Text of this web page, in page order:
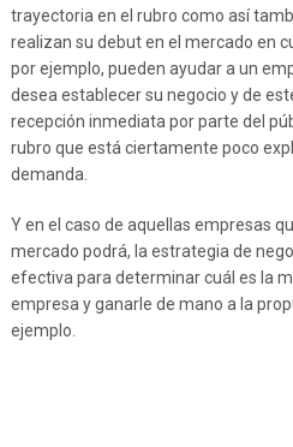
trayectoria en el rubro como así
realizan su debut en el mercado en
por ejemplo, pueden ayudar a un
desea establecer su negocio y de
recepción inmediata por parte del
rubro que está ciertamente poco
demanda.
Y en el caso de aquellas empresas
mercado podrá, la estrategia de
efectiva para determinar cuál es la
empresa y ganarle de mano a la
ejemplo.